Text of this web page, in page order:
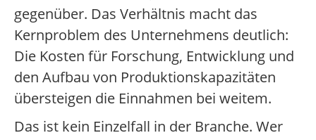
gegenüber. Das Verhältnis macht das
Kernproblem des Unternehmens deutlich:
Die Kosten für Forschung, Entwicklung und
den Aufbau von Produktionskapazitäten
übersteigen die Einnahmen bei weitem.
Das ist kein Einzelfall in der Branche. Wer